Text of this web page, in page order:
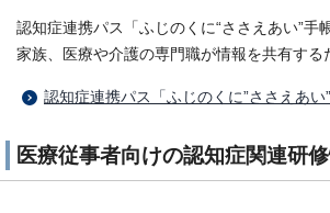
認知症連携パス「ふじのくに“ささえあい”手
家族、医療や介護の専門職が情報を共有する
認知症連携パス「ふじのくに”ささえあい”
医療従事者向けの認知症関連研